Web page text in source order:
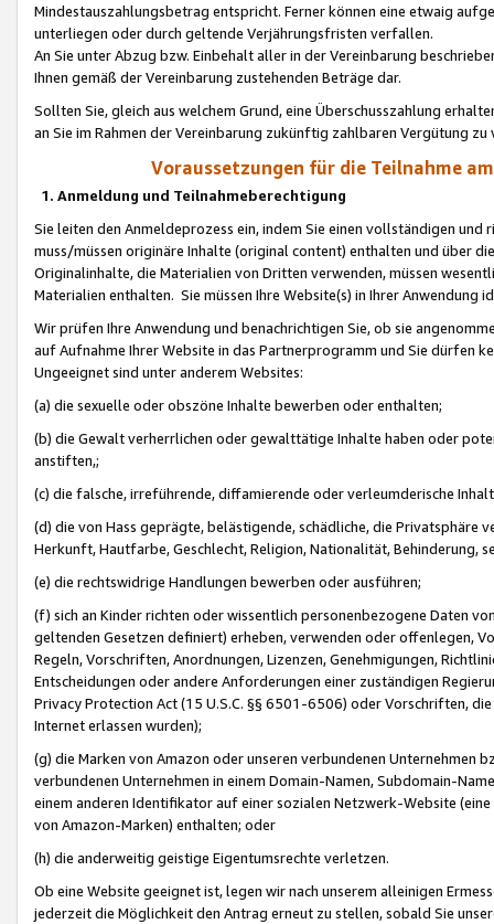
Mindestauszahlungsbetrag entspricht. Ferner können eine etwaig
unterliegen oder durch geltende Verjährungsfristen verfallen.
An Sie unter Abzug bzw. Einbehalt aller in der Vereinbarung
Ihnen gemäß der Vereinbarung zustehenden Beträge dar.
Sollten Sie, gleich aus welchem Grund, eine Überschusszahlung
an Sie im Rahmen der Vereinbarung zukünftig zahlbaren Vergütung zu
Voraussetzungen für die Teilnahme
1. Anmeldung und Teilnahmeberechtigung
Sie leiten den Anmeldeprozess ein, indem Sie einen vollständigen
muss/müssen originäre Inhalte (original content) enthalten und über
Originalinhalte, die Materialien von Dritten verwenden, müssen
Materialien enthalten. Sie müssen Ihre Website(s) in Ihrer Anwendung
Wir prüfen Ihre Anwendung und benachrichtigen Sie, ob sie
auf Aufnahme Ihrer Website in das Partnerprogramm und Sie dürfen
Ungeeignet sind unter anderem Websites:
(a) die sexuelle oder obszöne Inhalte bewerben oder enthalten;
(b) die Gewalt verherrlichen oder gewalttätige Inhalte haben oder
anstiften,;
(c) die falsche, irreführende, diffamierende oder verleumderische
(d) die von Hass geprägte, belästigende, schädliche, die Privatsphäre
Herkunft, Hautfarbe, Geschlecht, Religion, Nationalität, Behinderung,
(e) die rechtswidrige Handlungen bewerben oder ausführen;
(f) sich an Kinder richten oder wissentlich personenbezogene Daten
geltenden Gesetzen definiert) erheben, verwenden oder offenlegen,
Regeln, Vorschriften, Anordnungen, Lizenzen, Genehmigungen,
Entscheidungen oder andere Anforderungen einer zuständigen
Privacy Protection Act (15 U.S.C. §§ 6501-6506) oder Vorschriften,
Internet erlassen wurden);
(g) die Marken von Amazon oder unseren verbundenen Unternehmen
verbundenen Unternehmen in einem Domain-Namen, Subdomain-
einem anderen Identifikator auf einer sozialen Netzwerk-Website
von Amazon-Marken) enthalten; oder
(h) die anderweitig geistige Eigentumsrechte verletzen.
Ob eine Website geeignet ist, legen wir nach unserem alleinigen
jederzeit die Möglichkeit den Antrag erneut zu stellen, sobald Sie